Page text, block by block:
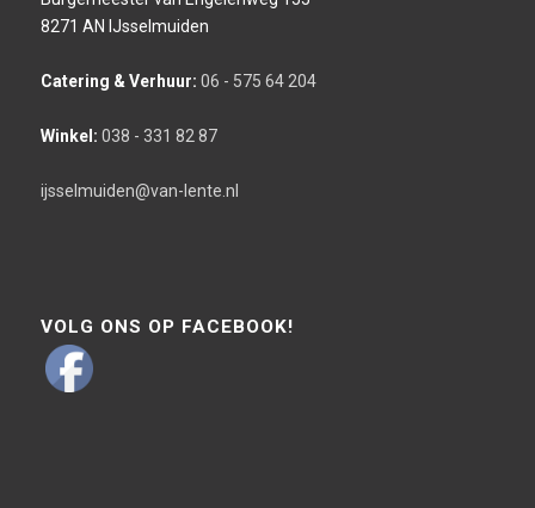
8271 AN IJsselmuiden
Catering & Verhuur: 06 - 575 64 204
Winkel: 038 - 331 82 87
ijsselmuiden@van-lente.nl
VOLG ONS OP FACEBOOK!